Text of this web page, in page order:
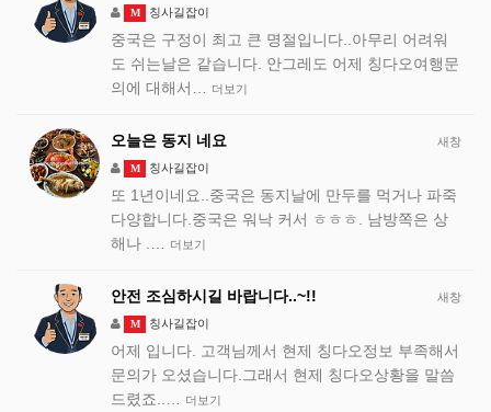
M 칭사길잡이
중국은 구정이 최고 큰 명절입니다..아무리 어려워
도 쉬는날은 같습니다. 안그레도 어제 칭다오여행문
의에 대해서…
더보기
새창
오늘은 동지 네요
M 칭사길잡이
또 1년이네요..중국은 동지날에 만두를 먹거나 파죽
다양합니다.중국은 워낙 커서 ㅎㅎㅎ. 남방쪽은 상
해나 .…
더보기
새창
안전 조심하시길 바랍니다..~!!
M 칭사길잡이
어제 입니다. 고객님께서 현제 칭다오정보 부족해서
문의가 오셨습니다.그래서 현제 칭다오상황을 말씀
드렸죠..…
더보기